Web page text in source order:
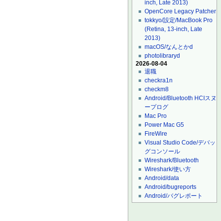
inch, Late 2013)
OpenCore Legacy Patcher
tokkyo/設定/MacBook Pro
(Retina, 13-inch, Late
2013)
macOS/なんとかd
photolibraryd
2026-08-04
退職
checkra1n
checkm8
Android/Bluetooth HCIスヌ
ープログ
Mac Pro
Power Mac G5
FireWire
Visual Studio Code/デバッ
グコンソール
Wireshark/Bluetooth
Wireshark/使い方
Android/data
Android/bugreports
Android/バグレポート